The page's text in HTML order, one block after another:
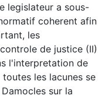
legislateur a sous-
coherent afin
les
de justice (II)
l'interpretation de
les lacunes se
sur la